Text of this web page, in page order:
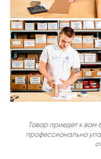
Товар приедет к вам
профессионально